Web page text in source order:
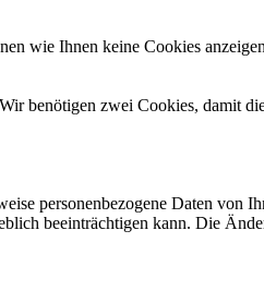
wie Ihnen keine Cookies
benötigen zwei Cookies, damit
personenbezogene Daten von
beeinträchtigen kann. Die